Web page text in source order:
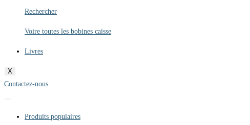
Rechercher
Voire toutes les bobines caisse
Livres
X
Contactez-nous
Produits populaires